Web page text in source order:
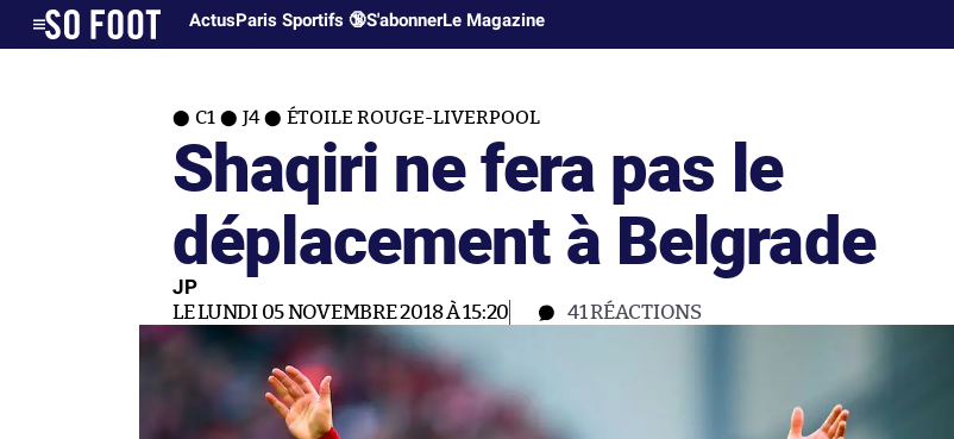
ActusParis Sportifs 🔞S'abonnerLe Magazine
C1 J4 ÉTOILE ROUGE-LIVERPOOL
Shaqiri ne fera pas le
déplacement à Belgrade
JP
LE LUNDI 05 NOVEMBRE 2018 À 15:20 41RÉACTIONS